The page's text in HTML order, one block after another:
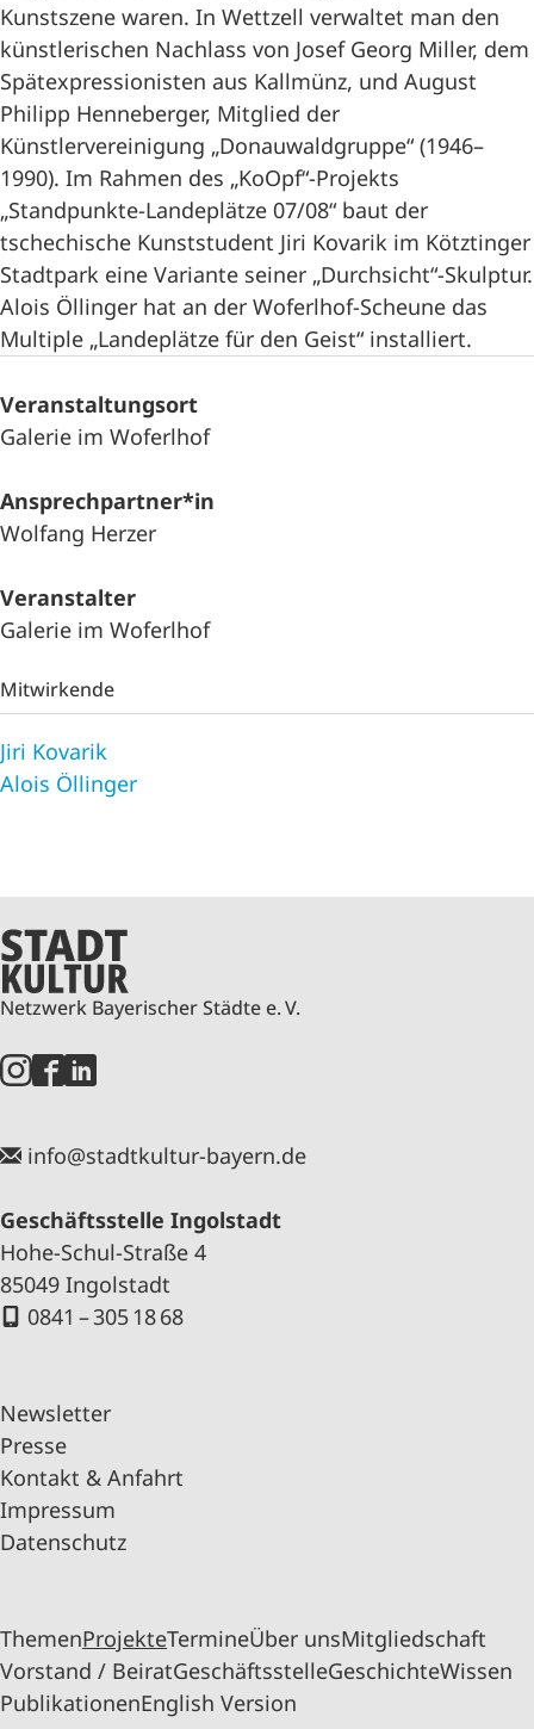
Kunstszene waren. In Wettzell verwaltet man den
künstlerischen Nachlass von Josef Georg Miller, dem
Spätexpressionisten aus Kallmünz, und August
Philipp Henneberger, Mitglied der
Künstlervereinigung „Donauwaldgruppe“ (1946–
1990). Im Rahmen des „KoOpf“-Projekts
„Standpunkte-Landeplätze 07/08“ baut der
tschechische Kunststudent Jiri Kovarik im Kötztinger
Stadtpark eine Variante seiner „Durchsicht“-Skulptur.
Alois Öllinger hat an der Woferlhof-Scheune das
Multiple „Landeplätze für den Geist“ installiert.
Veranstaltungsort
Galerie im Woferlhof
Ansprechpartner*in
Wolfang Herzer
Veranstalter
Galerie im Woferlhof
Mitwirkende
Jiri Kovarik
Alois Öllinger
Netzwerk Bayerischer Städte e. V.
info@stadtkultur-bayern.de
Geschäftsstelle Ingolstadt
Hohe-Schul-Straße 4
85049 Ingolstadt
0841 – 305 18 68
Newsletter
Presse
Kontakt & Anfahrt
Impressum
Datenschutz
ThemenProjekteTermineÜber unsMitgliedschaft
Vorstand / BeiratGeschäftsstelleGeschichteWissen
PublikationenEnglish Version